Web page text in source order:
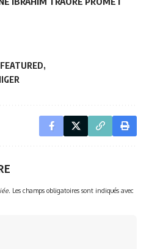
FEATURED
Les champs obligatoires sont indiqués avec